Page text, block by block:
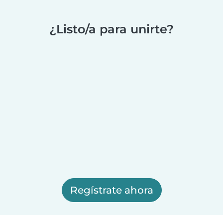
¿Listo/a para unirte?
Regístrate ahora